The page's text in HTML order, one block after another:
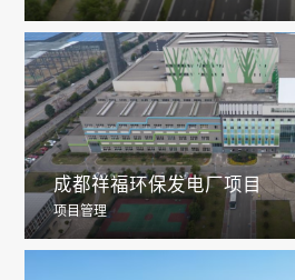
成都祥福环保发电厂项目
项目管理